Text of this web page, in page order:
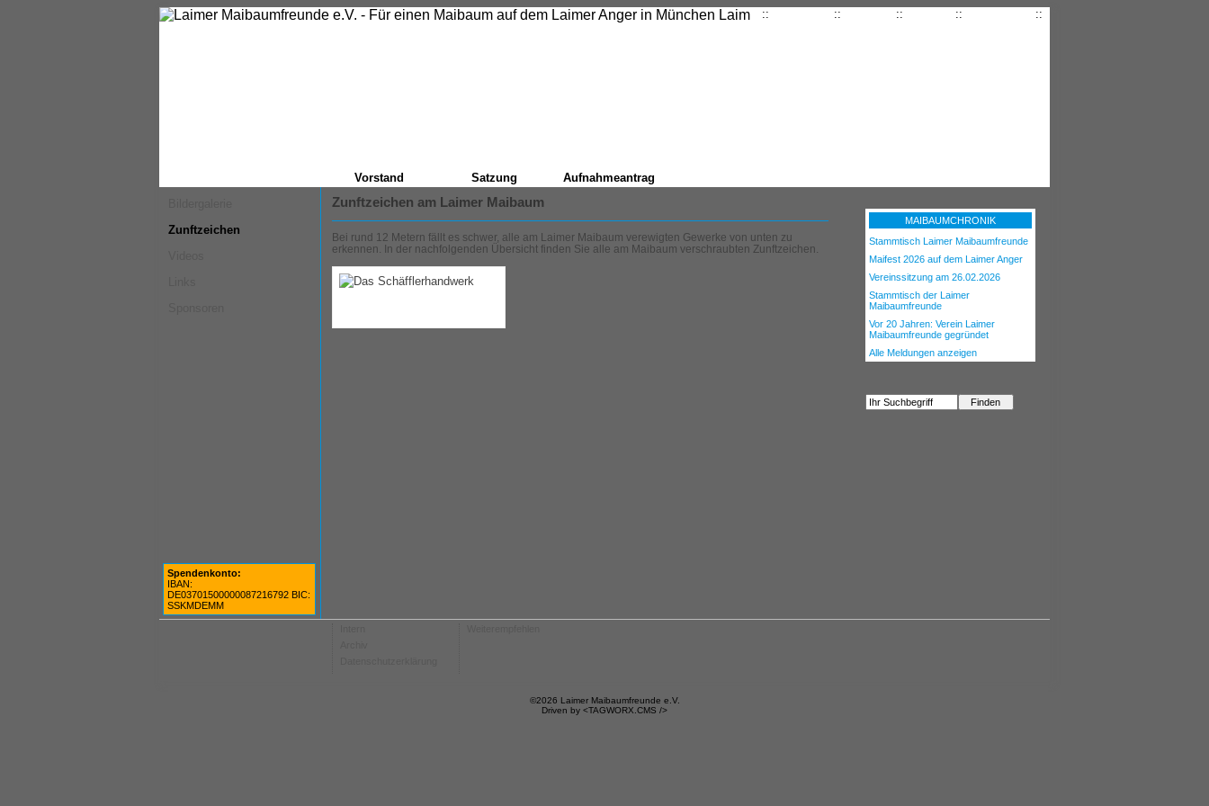
:: :: :: :: ::
Vorstand Satzung
Aufnahmeantrag
Zunftzeichen
Spendenkonto:
IBAN:
DE03701500000087216792 BIC:
SSKMDEMM
Zunftzeichen am Laimer Maibaum
Bei rund 12 Metern fällt es schwer, alle am Laimer Maibaum verewigten Gewerke von unten zu
erkennen. In der nachfolgenden Übersicht finden Sie alle am Maibaum verschraubten Zunftzeichen.
MAIBAUMCHRONIK
Stammtisch Laimer Maibaumfreunde
Maifest 2026 auf dem Laimer Anger
Vereinssitzung am 26.02.2026
Stammtisch der Laimer
Maibaumfreunde
Vor 20 Jahren: Verein Laimer
Maibaumfreunde gegründet
Alle Meldungen anzeigen
©2026 Laimer Maibaumfreunde e.V.
Driven by <TAGWORX.CMS />